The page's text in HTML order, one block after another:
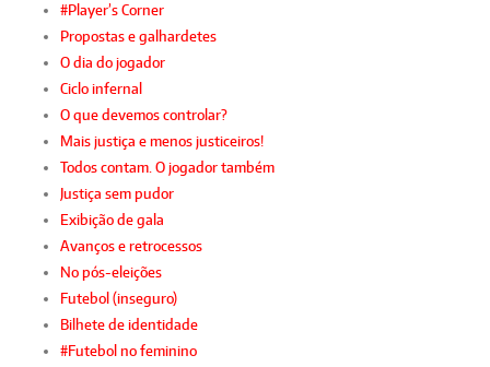
#Player’s Corner
Propostas e galhardetes
O dia do jogador
Ciclo infernal
O que devemos controlar?
Mais justiça e menos justiceiros!
Todos contam. O jogador também
Justiça sem pudor
Exibição de gala
Avanços e retrocessos
No pós-eleições
Futebol (inseguro)
Bilhete de identidade
#Futebol no feminino